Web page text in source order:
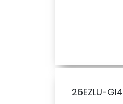
26EZLU-GI4